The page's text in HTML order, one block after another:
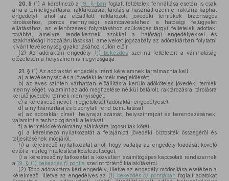
20. § (1) A kérelmező a19. §-ban foglalt feltételek fennállása esetén is csak
arra a termékgyártásra, raktározásra, tárolásra használt üzemre, raktárra kaphat
engedélyt, ahol az előállított, raktározott jövedéki termékek biztonságos
tárolásához, pontos mennyiségi számbavételéhez, a hatósági felügyelet
ellátásához, az ellenőrzések folytatásához szükséges tárgyi feltételek adottak,
továbbá, amelyre rendelkeznek azokkal a hatósági engedélyekkel és
szakhatósági hozzájárulásokkal, amelyeket jogszabály az adóraktárban folytatni
kívánt tevékenység gyakorlásához külön előír.
(2) Az adóraktári engedély (1) bekezdés szerinti feltételeit a vámhatóság
előzetesen a helyszínen is megvizsgálja.
21. § (1) Az adóraktári engedély iránti kérelemnek tartalmaznia kell:
a) a tevékenység és a jövedéki termék megjelölését;
b) az éves szinten várhatóan előállításra kerülő adóköteles jövedéki termék
mennyiségét, valamint az adó megfizetése nélkül betárolt, raktározásra, tárolásra
kerülő jövedéki termék mennyiségét;
c) a kérelmező nevét, megjelölését (adóraktár engedélyese);
d) a nyilvántartási és bizonylati rend bemutatását;
e) az adóraktár címét, helyrajzi számát, helyszínrajzát és berendezésének,
valamint a technológiának a leírását;
f) a termékkísérő okmány aláírására jogosultak körét;
g) a kérelmező nyilatkozatát a felajánlott jövedéki biztosíték összegéről és
teljesítésének módjáról;
h) a kérelmező nyilatkozatát arról, hogy vállalja az engedély kiadását követő
évtől a mérleg hitelesítési kötelezettséget;
i) a kérelmező nyilatkozatát a közvetlen számítógépes kapcsolati rendszernek
a 19. § (1) bekezdés f) pontja szerint történő kialakításáról.
(2) Több adóraktárra kért engedély, illetve az engedély módosítása esetében a
kérelmező, illetve az engedélyes az (1) bekezdésb) pontjában foglalt adatokat